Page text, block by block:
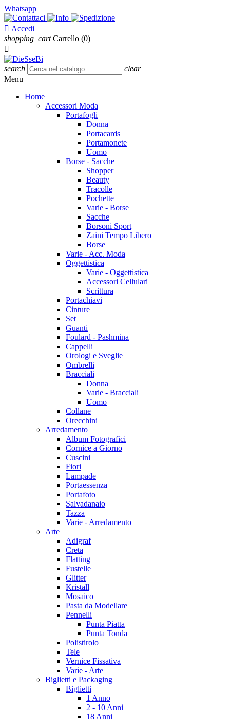
Whatsapp
 Accedi
shopping_cart Carrello (0)

search
clear
Menu
Home
Accessori Moda
Portafogli
Donna
Portacards
Portamonete
Uomo
Borse - Sacche
Shopper
Beauty
Tracolle
Pochette
Varie - Borse
Sacche
Borsoni Sport
Zaini Tempo Libero
Borse
Varie - Acc. Moda
Oggettistica
Varie - Oggettistica
Accessori Cellulari
Scrittura
Portachiavi
Cinture
Set
Guanti
Foulard - Pashmina
Cappelli
Orologi e Sveglie
Ombrelli
Bracciali
Donna
Varie - Bracciali
Uomo
Collane
Orecchini
Arredamento
Album Fotografici
Cornice a Giorno
Cuscini
Fiori
Lampade
Portaessenza
Portafoto
Salvadanaio
Tazza
Varie - Arredamento
Arte
Adigraf
Creta
Flatting
Fustelle
Glitter
Kristall
Mosaico
Pasta da Modellare
Pennelli
Punta Piatta
Punta Tonda
Polistirolo
Tele
Vernice Fissativa
Varie - Arte
Biglietti e Packaging
Biglietti
1 Anno
2 - 10 Anni
18 Anni